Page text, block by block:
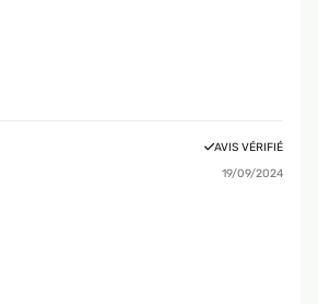
AVIS VÉRIFIÉ
19/09/2024